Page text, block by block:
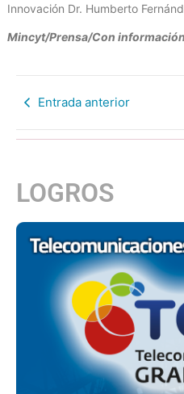
Innovación Dr. Humberto
Mincyt/Prensa/Con
Entrada anterior
LOGROS